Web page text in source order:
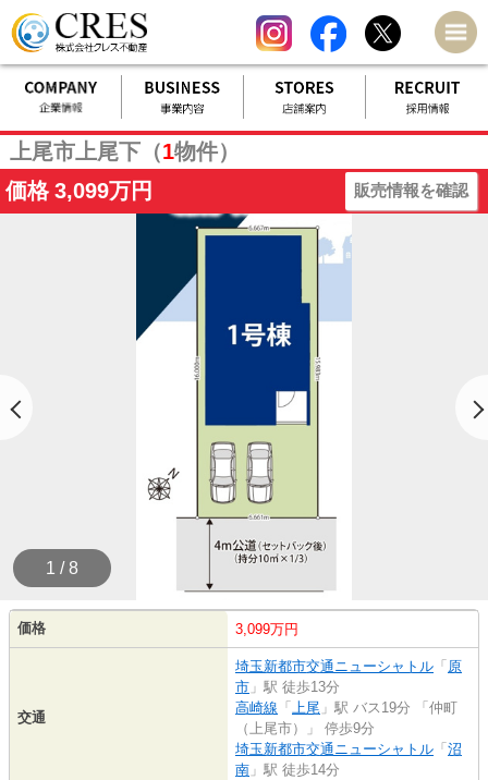
上尾市上尾下（1物件）
価格 3,099万円 販売情報を確認
1 / 8
価格 3,099万円
交通
埼玉新都市交通ニューシャトル 「 原
市 」駅 徒歩13分
高崎線 「 上尾 」駅 バス19分 「仲町
（上尾市）」 停歩9分
埼玉新都市交通ニューシャトル 「 沼
南 」駅 徒歩14分